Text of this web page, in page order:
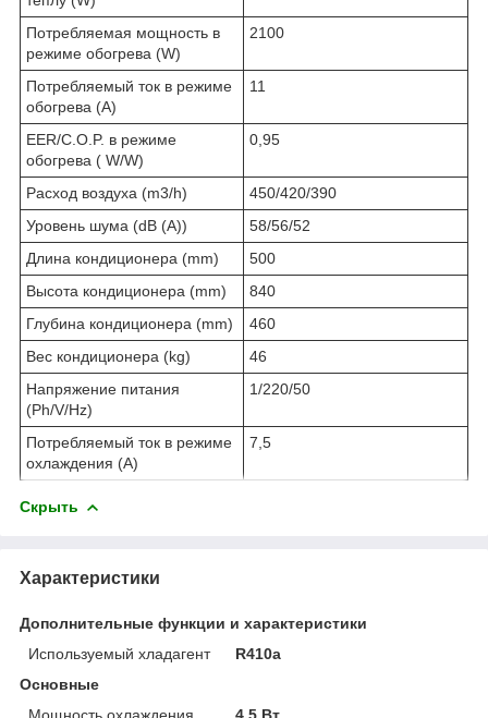
Потребляемая мощность в
режиме обогрева (W)
2100
Потребляемый ток в режиме
обогрева (A)
11
EER/C.O.P. в режиме
обогрева ( W/W)
0,95
Расход воздуха (m3/h)
450/420/390
Уровень шума (dB (A))
58/56/52
Длина кондиционера (mm)
500
Высота кондиционера (mm)
840
Глубина кондиционера (mm)
460
Вес кондиционера (kg)
46
Напряжение питания
(Ph/V/Hz)
1/220/50
Потребляемый ток в режиме
охлаждения (A)
7,5
Скрыть
Характеристики
Дополнительные функции и характеристики
Используемый хладагент
R410a
Основные
Мощность охлаждения
4.5 Вт